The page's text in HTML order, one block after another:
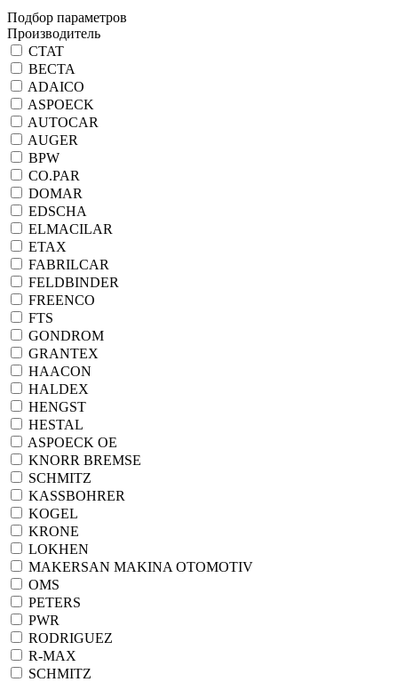
Подбор параметров
Производитель
CTAT
ВЕСТА
ADAICO
ASPOECK
AUTOCAR
AUGER
BPW
CO.PAR
DOMAR
EDSCHA
ELMACILAR
ETAX
FABRILCAR
FELDBINDER
FREENCO
FTS
GONDROM
GRANTEX
HAACON
HALDEX
HENGST
HESTAL
ASPOECK ОЕ
KNORR BREMSE
SСHMITZ
KASSBOHRER
KOGEL
KRONE
LOKHEN
MAKERSAN MAKINA OTOMOTIV
OMS
PETERS
PWR
RODRIGUEZ
R-MAX
SCHMITZ